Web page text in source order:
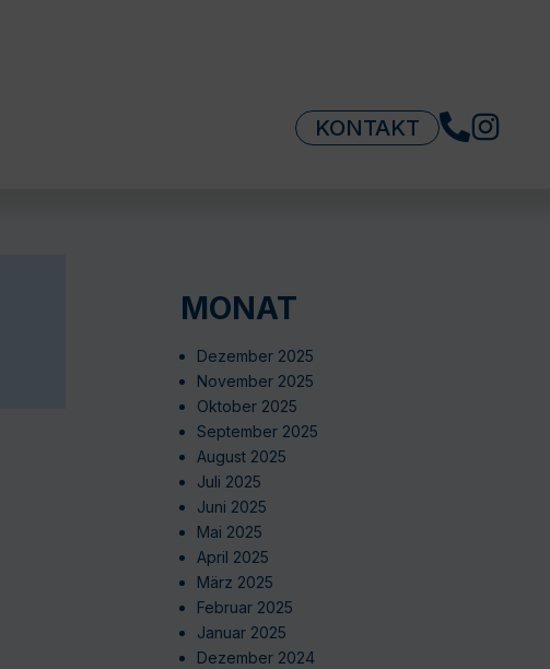
KONTAKT
MONAT
Dezember 2025
November 2025
Oktober 2025
September 2025
August 2025
Juli 2025
Juni 2025
Mai 2025
April 2025
März 2025
Februar 2025
Januar 2025
Dezember 2024